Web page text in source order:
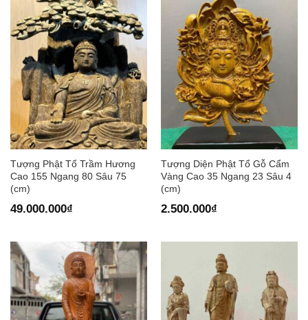
Tượng Phật Tổ Trầm Hương
Cao 155 Ngang 80 Sâu 75
(cm)
49.000.000₫
Tượng Diện Phật Tổ Gỗ Cẩm
Vàng Cao 35 Ngang 23 Sâu 4
(cm)
2.500.000₫